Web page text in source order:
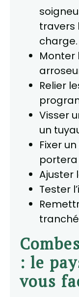
travers
charge.
Monter
Relier
Visser
un
Fixer
portera
Ajuster
Tester
: le
vous